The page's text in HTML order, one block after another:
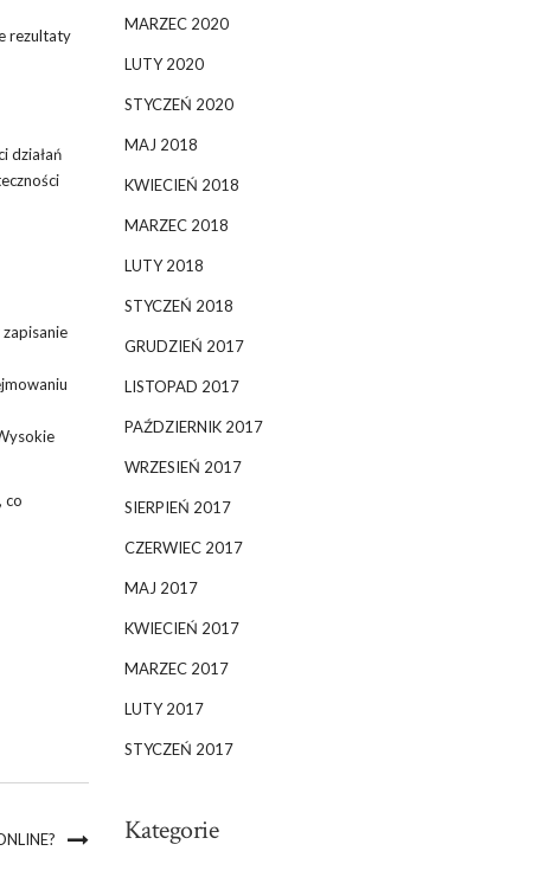
rezultaty
działań
co
MARZEC 2020
LUTY 2020
STYCZEŃ 2020
MAJ 2018
KWIECIEŃ 2018
MARZEC 2018
LUTY 2018
STYCZEŃ 2018
GRUDZIEŃ 2017
LISTOPAD 2017
PAŹDZIERNIK 2017
WRZESIEŃ 2017
SIERPIEŃ 2017
CZERWIEC 2017
MAJ 2017
KWIECIEŃ 2017
MARZEC 2017
LUTY 2017
STYCZEŃ 2017
Kategorie